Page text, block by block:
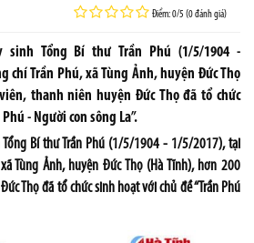
Điểm: 0/5 (0 đánh giá)
sinh Tổng Bí thư Trần Phú (1/5/1904 -
chí Trần Phú, xã Tùng Ảnh, huyện Đức Thọ
thanh niên huyện Đức Thọ đã tổ chức
- Người con sông La”.
Bí thư Trần Phú (1/5/1904 - 1/5/2017), tại
Tùng Ảnh, huyện Đức Thọ (Hà Tĩnh), hơn 200
Thọ đã tổ chức sinh hoạt với chủ đề “Trần Phú